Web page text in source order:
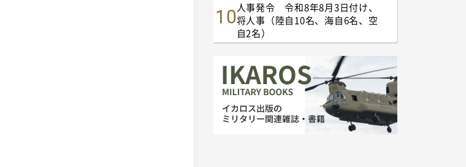
人事発令 令和8年8月3日付け、
将人事（陸自10名、海自6名、空
自2名）